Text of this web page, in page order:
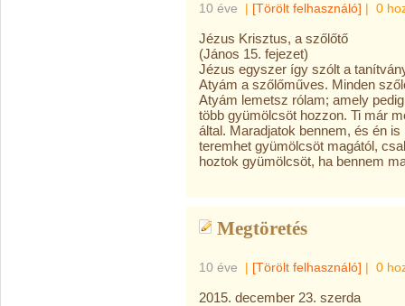
10 éve | [Törölt felhasználó] | 0
Jézus Krisztus, a szőlőtő
(János 15. fejezet)
Jézus egyszer így szólt a
Atyám a szőlőműves. Minden
Atyám lemetsz rólam; amely
több gyümölcsöt hozzon. Ti már
által. Maradjatok bennem, és én
teremhet gyümölcsöt magától,
hoztok gyümölcsöt, ha bennem
Megtöretés
10 éve | [Törölt felhasználó] | 0
2015. december 23. szerda